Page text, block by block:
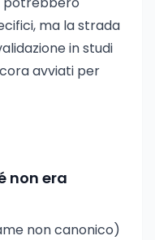
ma la strada
in studi
avviati per
non era
non canonico)